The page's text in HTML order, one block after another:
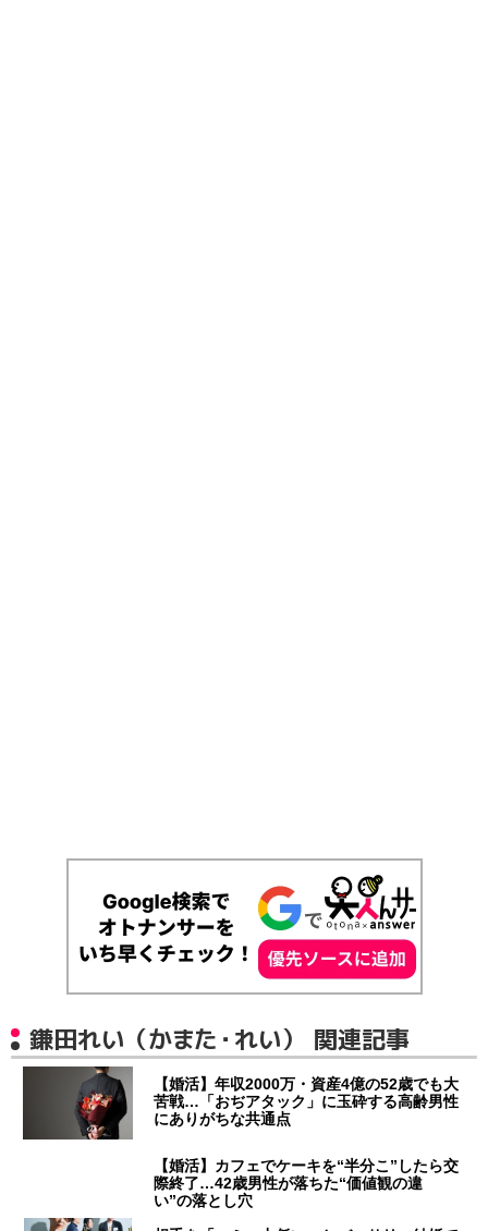
鎌田れい（かまた・れい） 関連記事
【婚活】年収2000万・資産4億の52歳でも大
苦戦…「おぢアタック」に玉砕する高齢男性
にありがちな共通点
【婚活】カフェでケーキを“半分こ”したら交
際終了…42歳男性が落ちた“価値観の違
い”の落とし穴